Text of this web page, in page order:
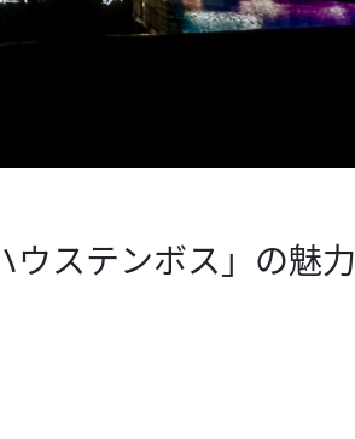
ウステンボス」の魅力